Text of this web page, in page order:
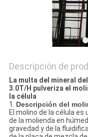
POLÍTICA
PRIVACIDAD
Descripción de
La multa del mineral
3.0T/H pulveriza el
la célula
1. Descripción del
El molino de la célula
de la molienda en
gravedad y de la